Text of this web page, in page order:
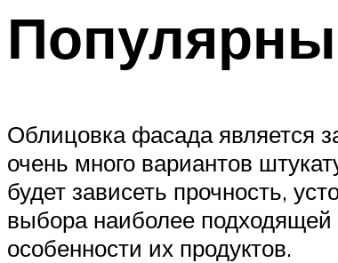
Облицовка фасада является
очень много вариантов
будет зависеть прочность,
выбора наиболее
особенности их продуктов.